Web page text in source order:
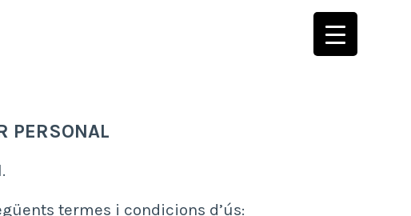
PERSONAL
termes i condicions d’ús: